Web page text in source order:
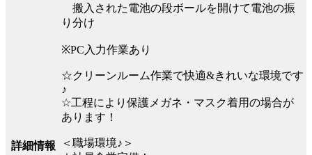
詳細情報
搬入された電池の段ボールを開けて電池の振
り分け
※PC入力作業あり
☆クリーンルーム作業で快適&きれいな環境です
♪
☆工程により保護メガネ・マスク着用の場合が
あります！
＜職場環境♪＞